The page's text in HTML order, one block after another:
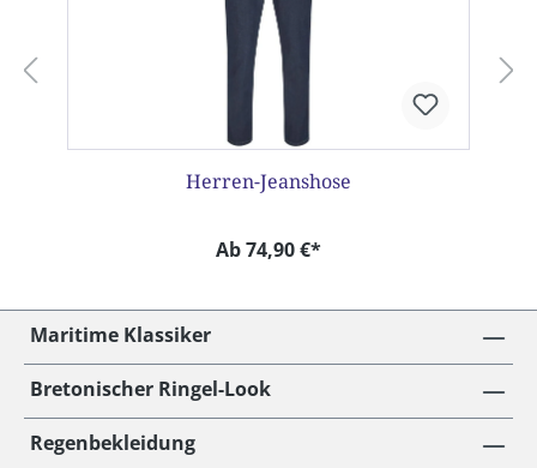
Herren-Jeanshose
Ab 74,90 €*
Maritime Klassiker
Bretonischer Ringel-Look
Regenbekleidung